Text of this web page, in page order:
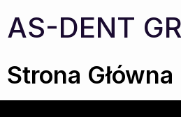
AS-DENT
Strona Główna